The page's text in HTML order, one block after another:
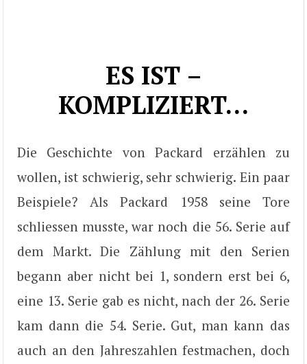
ES IST –
KOMPLIZIERT…
Die Geschichte von Packard erzählen zu
wollen, ist schwierig, sehr schwierig. Ein paar
Beispiele? Als Packard 1958 seine Tore
schliessen musste, war noch die 56. Serie auf
dem Markt. Die Zählung mit den Serien
begann aber nicht bei 1, sondern erst bei 6,
eine 13. Serie gab es nicht, nach der 26. Serie
kam dann die 54. Serie. Gut, man kann das
auch an den Jahreszahlen festmachen, doch